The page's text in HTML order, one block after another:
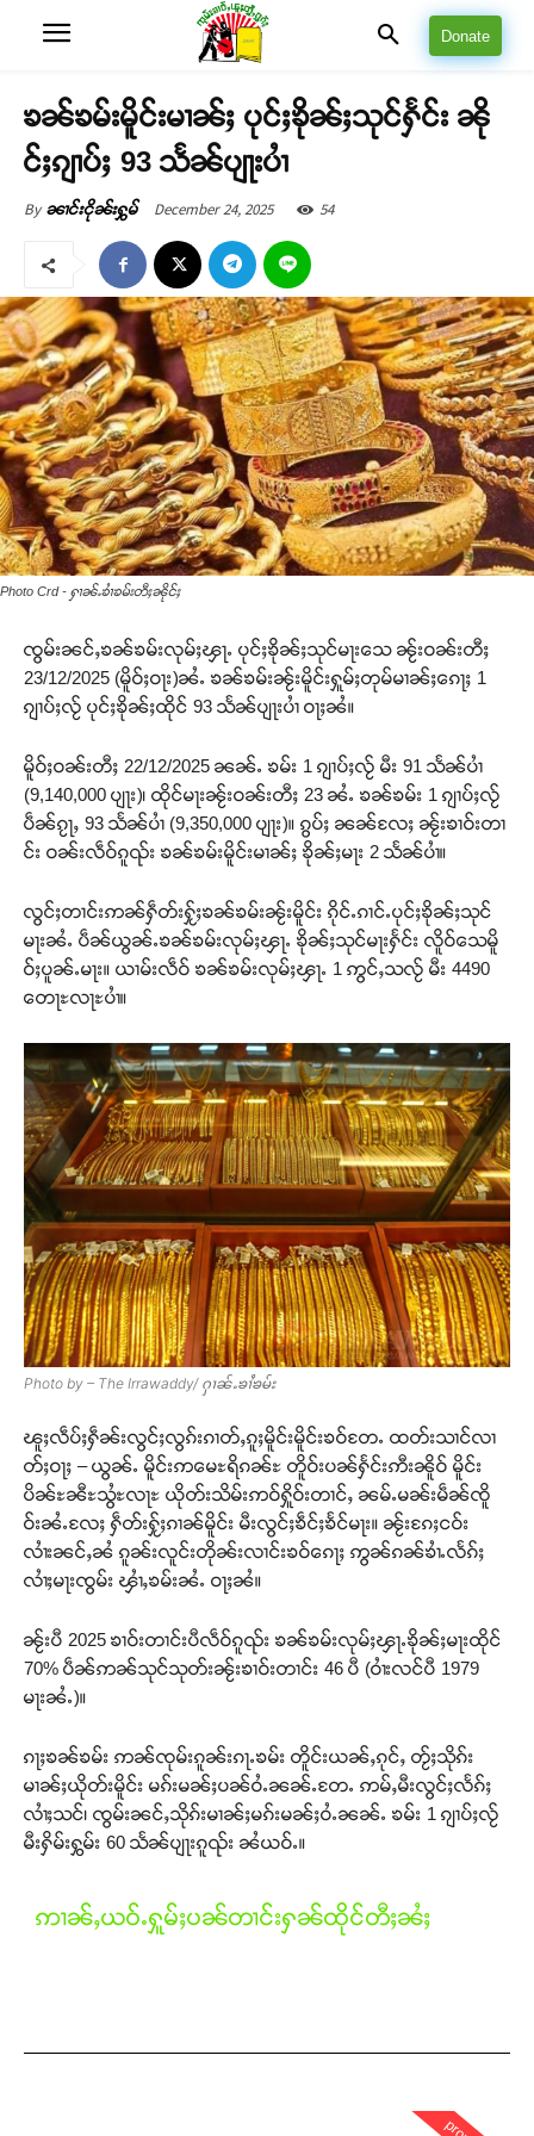
Donate
ၶၼ်ၶမ်းမိူင်းမၢၼ်ႈ ပုင်ႈၶိုၼ်ႈသုင်ႁႅင်း ၼို
င်ႈၵျၢပ်ႈ 93 သႅၼ်ပျႃးပၢႆ
By ၼၢင်းငိုၼ်းႁွမ် December 24, 2025 54
Photo Crd - ႁၢၼ်ႉၶၢႆၶမ်းတီႈၼိုင်ႈ
ၸွမ်းၼင်ႇၶၼ်ၶမ်းလုမ်ႈၾႃႉ ပုင်ႈၶိုၼ်ႈသုင်မႃးသေ ၼႂ်းဝၼ်းတီႈ
23/12/2025 (မိူဝ်ႈဝႃး)ၼႆႉ ၶၼ်ၶမ်းၼႂ်းမိူင်းႁူမ်ႈတုမ်မၢၼ်ႈၵေႃႈ 1
ၵျၢပ်ႈလႂ် ပုင်ႈၶိုၼ်ႈထိုင် 93 သႅၼ်ပျႃးပၢႆ ဝႃႈၼႆ။
မိူဝ်ႈဝၼ်းတီႈ 22/12/2025 ၼၼ်ႉ ၶမ်း 1 ၵျၢပ်ႈလႂ် မီး 91 သႅၼ်ပၢႆ
(9,140,000 ပျႃး)၊ ထိုင်မႃးၼႂ်းဝၼ်းတီႈ 23 ၼႆႉ ၶၼ်ၶမ်း 1 ၵျၢပ်ႈလႂ်
ပဵၼ်ၵႂႃႇ 93 သႅၼ်ပၢႆ (9,350,000 ပျႃး)။ ၵွပ်ႈ ၼၼ်လႄႈ ၼႂ်းၶၢဝ်းတၢ
င်း ဝၼ်းလဵဝ်ၵူၺ်း ၶၼ်ၶမ်းမိူင်းမၢၼ်ႈ ၶိုၼ်ႈမႃး 2 သႅၼ်ပၢႆ။
လွင်ႈတၢင်းဢၼ်ႁဵတ်းႁႂ်ႈၶၼ်ၶမ်းၼႂ်းမိူင်း ၵိုင်ႉၵၢင်ႉပုင်ႈၶိုၼ်ႈသုင်
မႃးၼႆႉ ပဵၼ်ယွၼ်ႉၶၼ်ၶမ်းလုမ်ႈၾႃႉ ၶိုၼ်ႈသုင်မႃးႁႅင်း လိူဝ်သေမိူ
ဝ်ႈပူၼ်ႉမႃး။ ယၢမ်းလဵဝ် ၶၼ်ၶမ်းလုမ်ႈၾႃႉ 1 ဢွင်ႇသလႂ် မီး 4490
တေႃႊလႃႊပၢႆ။
Photo by – The Irrawaddy/ ႁၢၼ်ႉၶၢႆၶမ်း
ၽူႈလဵပ်ႈႁဵၼ်းလွင်ႈလွၵ်းၵၢတ်ႇၵူႈမိူင်းမိူင်းၶဝ်တႄႉ ထတ်းသၢင်လၢ
တ်ႈဝႃႈ – ယွၼ်ႉ မိူင်းဢမေႊရိၵၼ်ႊ တိူဝ်းပၼ်ႁႅင်းဢီးၼိူဝ် မိူင်း
ပိၼ်ႊၼီႊသွႆႊလႃႊ ယိုတ်းသိမ်းဢဝ်ႁိူဝ်းတၢင်ႇ ၼမ်ႉမၼ်းမဵၼ်ၸိူ
ဝ်းၼႆႉလႄႈ ႁဵတ်းႁႂ်ႈၵၢၼ်မိူင်း မီးလွင်ႈၶဵင်ႈၶႅင်မႃး။ ၼႂ်းၵႄႈငဝ်း
လၢႆးၼင်ႇၼႆ ၵူၼ်းလူင်းတိုၼ်းလၢင်းၶဝ်ၵေႃႈ ဢွၼ်ၵၼ်ၶၢႆႉလႅၵ်ႈ
လၢႆႈမႃးၸွမ်း ၾၢႆႇၶမ်းၼႆႉ ဝႃႈၼႆ။
ၼႂ်းပီ 2025 ၶၢဝ်းတၢင်းပီလဵဝ်ၵူၺ်း ၶၼ်ၶမ်းလုမ်ႈၾႃႉၶိုၼ်ႈမႃးထိုင်
70% ပဵၼ်ဢၼ်သုင်သုတ်းၼႂ်းၶၢဝ်းတၢင်း 46 ပီ (ဝၢႆးလင်ပီ 1979
မႃးၼႆႉ)။
ၵႃႈၶၼ်ၶမ်း ဢၼ်ၸုမ်းၵူၼ်းၵႃႉၶမ်း တိူင်းယၼ်ႇၵုင်ႇ တႂ်ႈသိုၵ်း
မၢၼ်ႈယိုတ်းမိူင်း မၵ်းမၼ်ႈပၼ်ဝႆႉၼၼ်ႉတႄႉ ဢမ်ႇမီးလွင်ႈလႅၵ်ႈ
လၢႆႈသင်၊ ၸွမ်းၼင်ႇသိုၵ်းမၢၼ်ႈမၵ်းမၼ်ႈဝႆႉၼၼ်ႉ ၶမ်း 1 ၵျၢပ်ႈလႂ်
မီးႁိမ်းႁွမ်း 60 သႅၼ်ပျႃးၵူၺ်း ၼႆယဝ်ႉ။
ဢၢၼ်ႇယဝ်ႉႁူမ်ႈပၼ်တၢင်းႁၼ်ထိုင်တီႈၼႆႈ